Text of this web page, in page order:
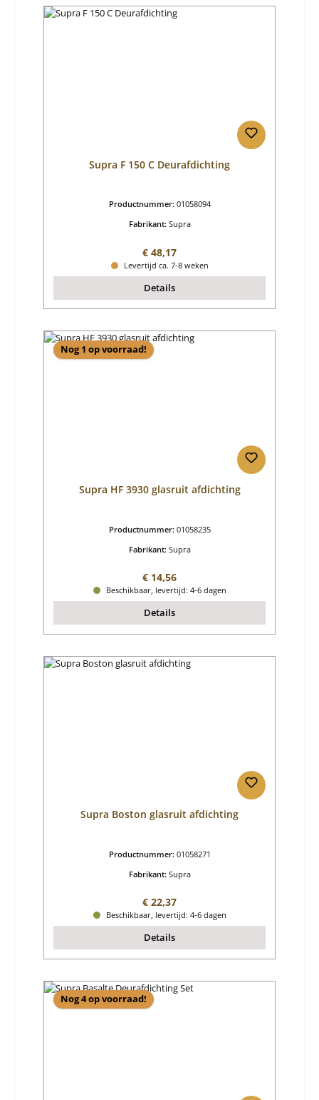
Supra F 150 C Deurafdichting
Productnummer: 01058094
Fabrikant: Supra
Normale prijs:
€ 48,17
Levertijd ca. 7-8 weken
Details
Nog 1 op voorraad!
Supra HF 3930 glasruit afdichting
Productnummer: 01058235
Fabrikant: Supra
Normale prijs:
€ 14,56
Beschikbaar, levertijd: 4-6 dagen
Details
Supra Boston glasruit afdichting
Productnummer: 01058271
Fabrikant: Supra
Normale prijs:
€ 22,37
Beschikbaar, levertijd: 4-6 dagen
Details
Nog 4 op voorraad!